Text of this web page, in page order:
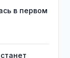
в первом